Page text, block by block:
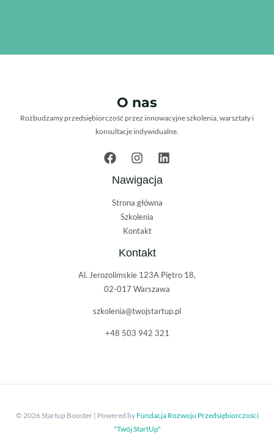
O nas
Rozbudzamy przedsiębiorczość przez innowacyjne szkolenia, warsztaty i
konsultacje indywidualne.
Nawigacja
Strona główna
Szkolenia
Kontakt
Kontakt
Al. Jerozolimskie 123A Piętro 18,
02-017 Warszawa
szkolenia@twojstartup.pl
+48 503 942 321
© 2026 Startup Booster | Powered by Fundacja Rozwoju Przedsiębiorczości
"Twój StartUp"